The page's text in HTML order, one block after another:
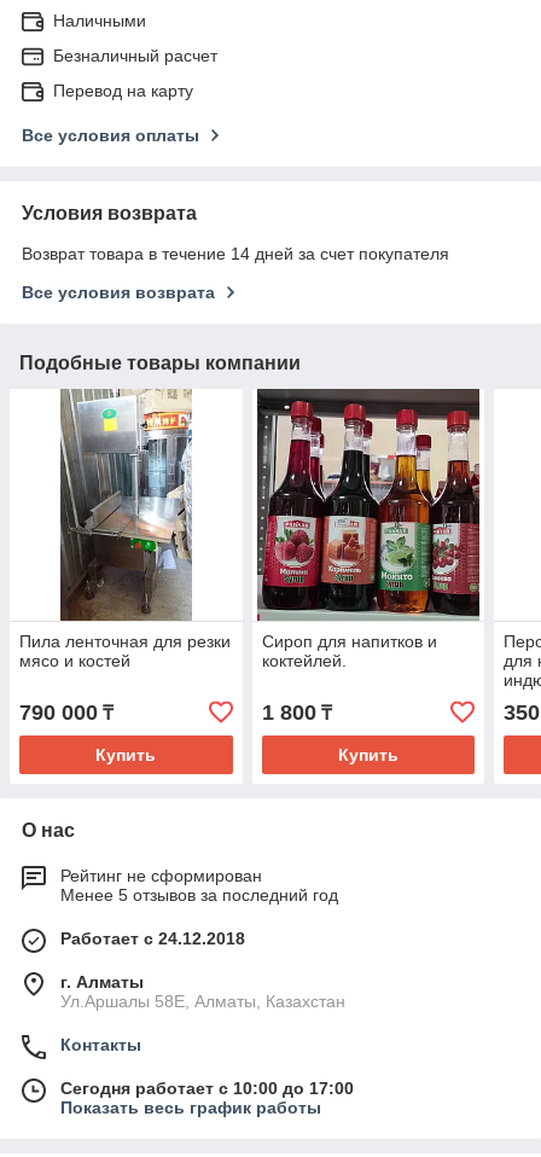
Наличными
Безналичный расчет
Перевод на карту
Все условия оплаты
Условия возврата
Возврат товара в течение 14 дней за счет покупателя
Все условия возврата
Подобные товары компании
Пила ленточная для резки
мясо и костей
790 000 ₸
Купить
Сироп для напитков и
коктейлей.
1 800₸
Купить
для
О нас
Рейтинг не сформирован
Менее 5 отзывов за последний год
Работает с 24.12.2018
г. Алматы
Ул.Аршалы 58Е, Алматы, Казахстан
Контакты
Сегодня работает с 10:00 до 17:00
Показать весь график работы